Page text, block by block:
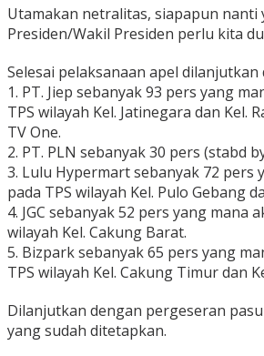
k
C
a
u
n
g
H
d
i
r
i
G
e
l
a
A
p
e
Utamakan netralitas, siapapun nanti
Presiden/Wakil Presiden perlu kita
Selesai pelaksanaan apel
1. PT. Jiep sebanyak 93 pers yang
TPS wilayah Kel. Jatinegara dan Kel.
TV One.
2. PT. PLN sebanyak 30 pers (stabd
3. Lulu Hypermart sebanyak 72 pers
pada TPS wilayah Kel. Pulo Gebang
4. JGC sebanyak 52 pers yang mana
wilayah Kel. Cakung Barat.
5. Bizpark sebanyak 65 pers yang
TPS wilayah Kel. Cakung Timur dan
Dilanjutkan dengan pergeseran
yang sudah ditetapkan.